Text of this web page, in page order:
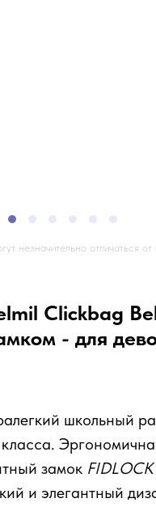
незначительно отличаться от
Clickbag
- для
школьный
замок FIDLOCK
и элегантный